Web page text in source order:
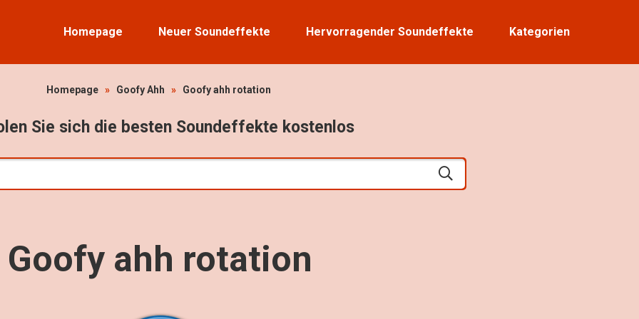
Homepage Neuer Soundeffekte Hervorragender Soundeffekte Kategorien
Homepage » Goofy Ahh » Goofy ahh rotation
Sie sich die besten Soundeffekte kostenlos
Goofy ahh rotation